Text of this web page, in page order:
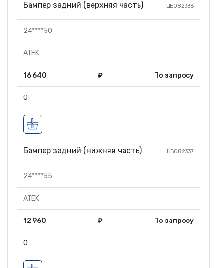
Бампер задний (верхняя часть) ЦБ082336
24****50
ATEK
16 640 ₽ По запросу
0
Бампер задний (нижняя часть) ЦБ082337
24****55
ATEK
12 960 ₽ По запросу
0